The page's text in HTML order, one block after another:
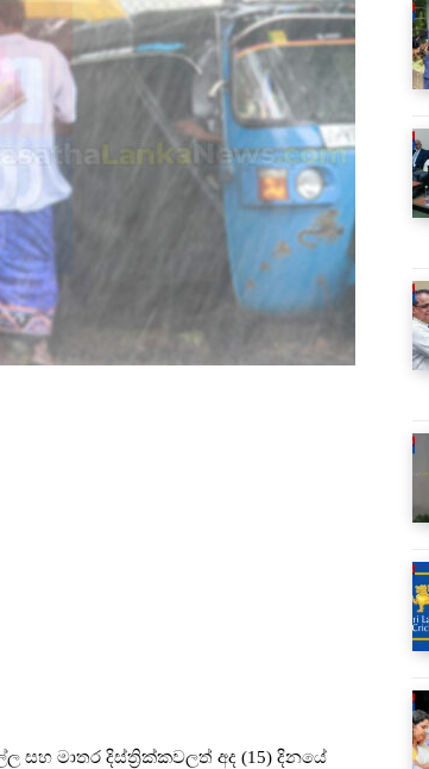
මාතර දිස්ත්‍රික්කවලත් අද (15) දිනයේ